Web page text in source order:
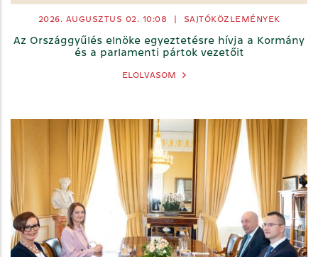
2026. AUGUSZTUS 02. 10:08 SAJTÓKÖZLEMÉNYEK
Az Országgyűlés elnöke egyeztetésre hívja a Kormány
és a parlamenti pártok vezetőit
ELOLVASOM